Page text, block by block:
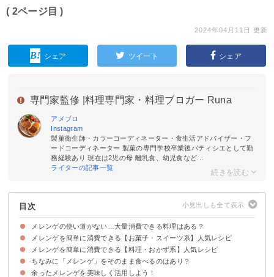
( 2ページ目 )
2024年04月11日 更新
シェア ツイート シェア
専門家監修 | 料理専門家・料理ブロガー Runa
アメブロ
Instagram
製菓衛生師・カラーコーディネーター・食生活アドバイザー・フ
ードコーディネーター 製菓の専門学校卒業後パティシエとして勤
務経験あり 現在は2児の母 離乳食、幼児食など...
ライターの記事一覧
目次
メレンゲの使い道がない…大量消費できる料理はある？
メレンゲを簡単に消費できる【お菓子・スイーツ系】人気レシピ
①焼きメレンゲ
②シフォンケーキ
③ロッククッキー
④フライパンで作れるマシュマロ風焼き菓子
⑤ラングドシャ
⑥プレーンマフィン
⑦チョコムースケーキ
⑧豆腐とメレンゲのパンケーキ
⑨酒粕ムース
⑩小倉ケーキ
⑪アーモンドパブロバ
⑫フローズンスモア
⑬ホワイトロールケーキ
⑭ガトーショコラ
メレンゲを簡単に消費できる【料理・おかず系】人気レシピ
①揚げちくわ
②ホワイトオムレツ
③エビフリット
④お好み焼き
⑤唐揚げ
⑥メレンゲ鍋
⑦エビマヨ
ちなみに「メレンゲ」をそのまま食べるのはあり？
卵の賞味期限内であれば「メレンゲ」はそのまま食べてもOK！
余ったメレンゲを美味しく活用しよう！